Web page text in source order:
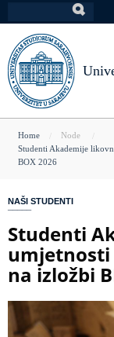
to
main
content
You
are
Home
Node
Studenti Akademije
BOX 2026
NAŠI STUDENTI
Studenti
umjetnosti
na izložbi